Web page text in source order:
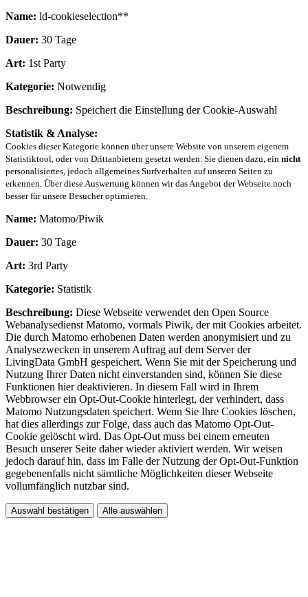
Name: ld-cookieselection**
Dauer: 30 Tage
Art: 1st Party
Kategorie: Notwendig
Beschreibung: Speichert die Einstellung der Cookie-Auswahl
Statistik & Analyse:
Cookies dieser Kategorie können über unsere Website von unserem eigenem
Statistiktool, oder von Drittanbietern gesetzt werden. Sie dienen dazu, ein nicht
personalisiertes, jedoch allgemeines Surfverhalten auf unseren Seiten zu
erkennen. Über diese Auswertung können wir das Angebot der Webseite noch
besser für unsere Besucher optimieren.
Name: Matomo/Piwik
Dauer: 30 Tage
Art: 3rd Party
Kategorie: Statistik
Beschreibung: Diese Webseite verwendet den Open Source
Webanalysedienst Matomo, vormals Piwik, der mit Cookies arbeitet.
Die durch Matomo erhobenen Daten werden anonymisiert und zu
Analysezwecken in unserem Auftrag auf dem Server der
LivingData GmbH gespeichert. Wenn Sie mit der Speicherung und
Nutzung Ihrer Daten nicht einverstanden sind, können Sie diese
Funktionen hier deaktivieren. In diesem Fall wird in Ihrem
Webbrowser ein Opt-Out-Cookie hinterlegt, der verhindert, dass
Matomo Nutzungsdaten speichert. Wenn Sie Ihre Cookies löschen,
hat dies allerdings zur Folge, dass auch das Matomo Opt-Out-
Cookie gelöscht wird. Das Opt-Out muss bei einem erneuten
Besuch unserer Seite daher wieder aktiviert werden. Wir weisen
jedoch darauf hin, dass im Falle der Nutzung der Opt-Out-Funktion
gegebenenfalls nicht sämtliche Möglichkeiten dieser Webseite
vollumfänglich nutzbar sind.
Auswahl bestätigen Alle auswählen